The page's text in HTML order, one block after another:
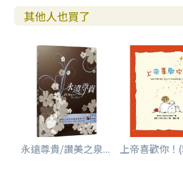
其他人也買了
永遠尊貴/讚美之泉... 上帝喜歡你！